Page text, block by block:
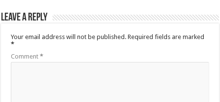
Leave a Reply
Your email address will not be published. Required fields are marked
*
Comment*